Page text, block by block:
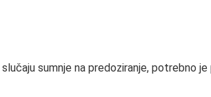
sumnje na predoziranje, potrebno